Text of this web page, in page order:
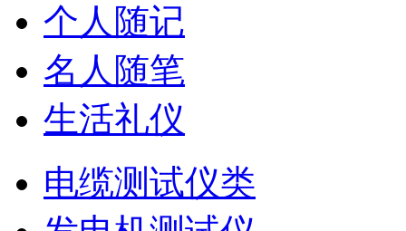
个人随记
名人随笔
生活礼仪
电缆测试仪类